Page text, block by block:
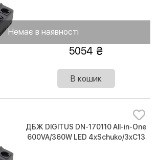
Немає в наявності
5054
В кошик
ДБЖ DIGITUS DN-170110 All-in-One
600VA/360W LED 4xSchuko/3xC13